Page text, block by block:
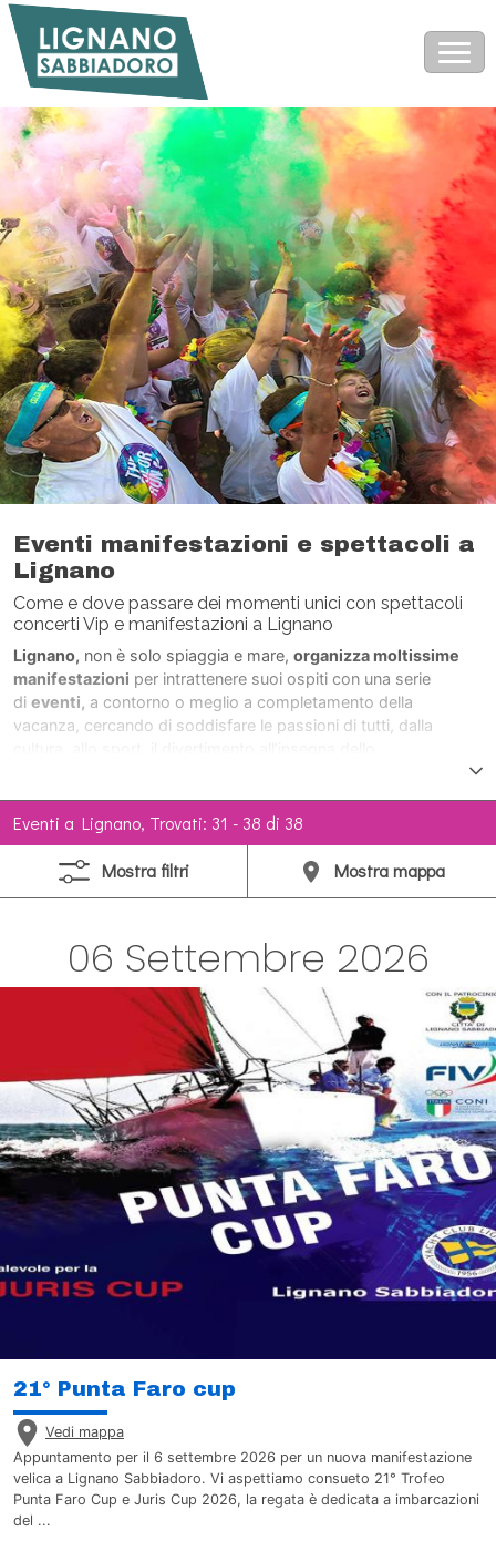
Eventi manifestazioni e spettacoli a
Lignano
Come e dove passare dei momenti unici con spettacoli
concerti Vip e manifestazioni a Lignano
Lignano, non è solo spiaggia e mare, organizza moltissime
manifestazioni per intrattenere suoi ospiti con una serie
di eventi, a contorno o meglio a completamento della
vacanza, cercando di soddisfare le passioni di tutti, dalla
con maggior frequenza durante la
manifestazioni aeree, feste, spettacoli
pirotecnici, Personaggi di fama nazionale e
internazionaleintervengono numerosi, allietando le giornate di
Lignano.
Eventi a Lignano, Trovati: 31 - 38 di 38
Mostra filtri Mostra mappa
06 Settembre 2026
21° Punta Faro cup
Vedi mappa
Appuntamento per il 6 settembre 2026 per un nuova manifestazione
velica a Lignano Sabbiadoro. Vi aspettiamo consueto 21° Trofeo
Punta Faro Cup e Juris Cup 2026, la regata è dedicata a imbarcazioni
del ...